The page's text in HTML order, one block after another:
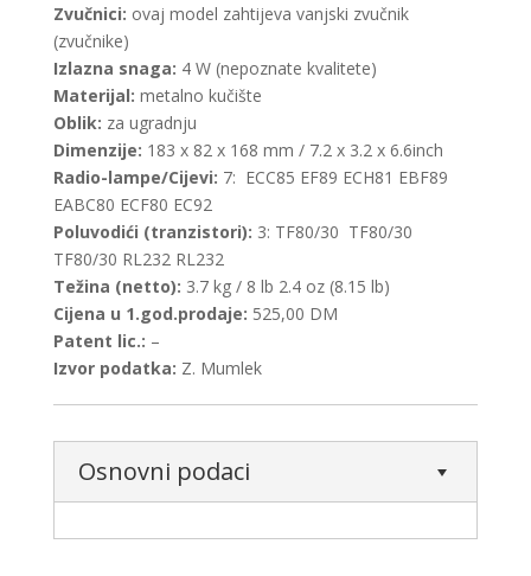
Zvučnici: ovaj model zahtijeva vanjski zvučnik
(zvučnike)
Izlazna snaga: 4 W (nepoznate kvalitete)
Materijal: metalno kučište
Oblik: za ugradnju
Dimenzije: 183 x 82 x 168 mm / 7.2 x 3.2 x 6.6inch
Radio-lampe/Cijevi: 7: ECC85 EF89 ECH81 EBF89
EABC80 ECF80 EC92
Poluvodići (tranzistori): 3: TF80/30 TF80/30
TF80/30 RL232 RL232
Težina (netto): 3.7 kg / 8 lb 2.4 oz (8.15 lb)
Cijena u 1.god.prodaje: 525,00 DM
Patent lic.: –
Izvor podatka: Z. Mumlek
Osnovni podaci